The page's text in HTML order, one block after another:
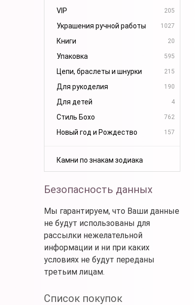
VIP 205
Украшения ручной работы 1027
Книги 20
Упаковка 595
Цепи, браслеты и шнурки 215
Для рукоделия 190
Для детей 4
Стиль Бохо 762
Новый год и Рождество 157
Камни по знакам зодиака
Безопасность данных
Мы гарантируем, что Ваши данные
не будут использованы для
рассылки нежелательной
информации и ни при каких
условиях не будут переданы
третьим лицам.
Список покупок